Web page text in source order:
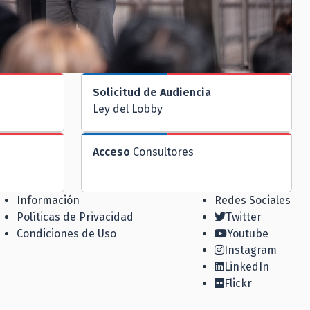
Solicitud de Audiencia
Ley del Lobby
Acceso Consultores
Información
Políticas de Privacidad
Condiciones de Uso
Redes Sociales
Twitter
Youtube
Instagram
LinkedIn
Flickr